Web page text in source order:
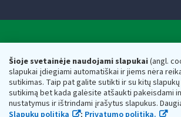
Šioje svetainėje naudojami slapukai(angl.
slapukai įdiegiami automatiškai ir jiems nėra
sutikimas. Taip pat galite sutikti ir su kitų slapukų
sutikimą bet kada galėsite atšaukti pakeisdami
nustatymus ir ištrindami įrašytus slapukus.
Slapukų politika
; Privatumo politika.
Respublikos finansų ministerijos
Biudžetinė įstaiga. Juridinio asmens kodas —
adresas: Vasario 16-osios g. 14, 01107 Vilnius,
vmi@vmi.lt, E. pristatymo dėžutės adresas
Duomenys apie Valstybinę mokesčių inspekciją